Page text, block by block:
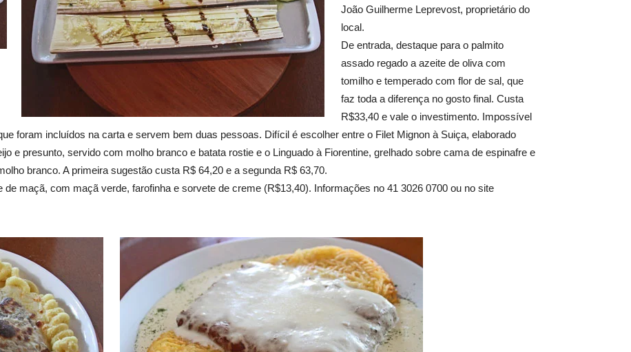
João Guilherme Leprevost, proprietário do
local.
De entrada, destaque para o palmito
assado regado a azeite de oliva com
tomilho e temperado com flor de sal, que
faz toda a diferença no gosto final. Custa
R$33,40 e vale o investimento. Impossível
foram incluídos na carta e servem bem duas pessoas. Difícil é escolher entre o Filet Mignon à Suiça, elaborado
e presunto, servido com molho branco e batata rostie e o Linguado à Fiorentine, grelhado sobre cama de espinafre e
branco. A primeira sugestão custa R$ 64,20 e a segunda R$ 63,70.
maçã, com maçã verde, farofinha e sorvete de creme (R$13,40). Informações no 41 3026 0700 ou no site